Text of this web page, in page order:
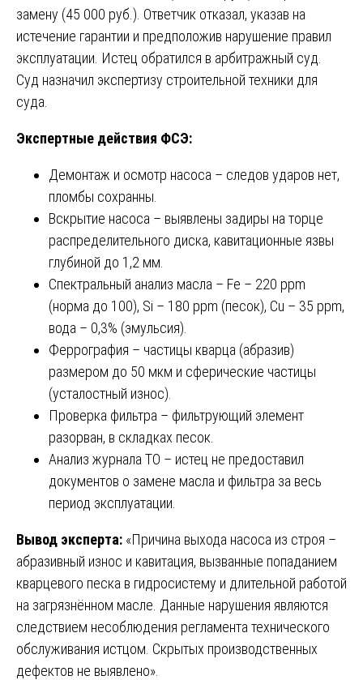
замену (45 000 руб.). Ответчик отказал, указав на
истечение гарантии и предположив нарушение правил
эксплуатации. Истец обратился в арбитражный суд.
Суд назначил экспертизу строительной техники для
суда.
Экспертные действия ФСЭ:
Демонтаж и осмотр насоса – следов ударов нет,
пломбы сохранны.
Вскрытие насоса – выявлены задиры на торце
распределительного диска, кавитационные язвы
глубиной до 1,2 мм.
Спектральный анализ масла – Fe – 220 ppm
(норма до 100), Si – 180 ppm (песок), Cu – 35 ppm,
вода – 0,3% (эмульсия).
Феррография – частицы кварца (абразив)
размером до 50 мкм и сферические частицы
(усталостный износ).
Проверка фильтра – фильтрующий элемент
разорван, в складках песок.
Анализ журнала ТО – истец не предоставил
документов о замене масла и фильтра за весь
период эксплуатации.
Вывод эксперта: «Причина выхода насоса из строя –
абразивный износ и кавитация, вызванные попаданием
кварцевого песка в гидросистему и длительной работой
на загрязнённом масле. Данные нарушения являются
следствием несоблюдения регламента технического
обслуживания истцом. Скрытых производственных
дефектов не выявлено».